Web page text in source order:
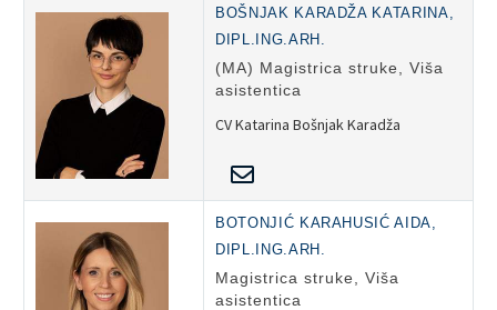
BOŠNJAK KARADŽA KATARINA,
DIPL.ING.ARH.
(MA) Magistrica struke, Viša
asistentica
CV Katarina Bošnjak Karadža
BOTONJIĆ KARAHUSIĆ AIDA,
DIPL.ING.ARH.
Magistrica struke, Viša
asistentica